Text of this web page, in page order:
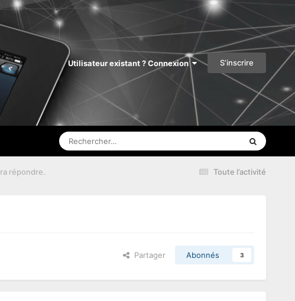
Utilisateur existant ? Connexion S’inscrire
Toute l’activité
répondre.
Partager Abonnés 3